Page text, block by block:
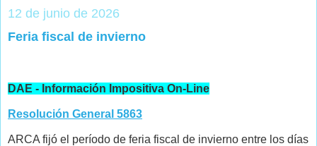
12 de junio de 2026
Feria fiscal de invierno
DAE - Información Impositiva On-Line
Resolución General 5863
ARCA fijó el período de feria fiscal de invierno entre los días